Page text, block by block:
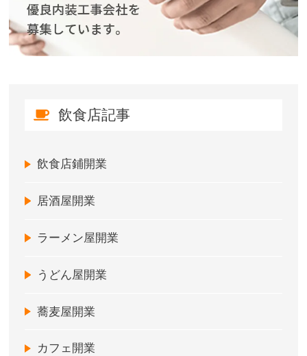
飲食店記事
飲食店鋪開業
居酒屋開業
ラーメン屋開業
うどん屋開業
蕎麦屋開業
カフェ開業